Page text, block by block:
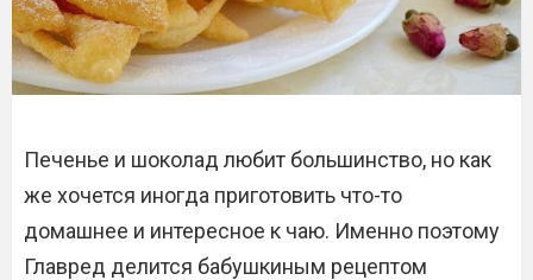
Печенье и шоколад любит большинство, но как
же хочется иногда приготовить что-то
домашнее и интересное к чаю. Именно поэтому
Главред делится бабушкиным рецептом